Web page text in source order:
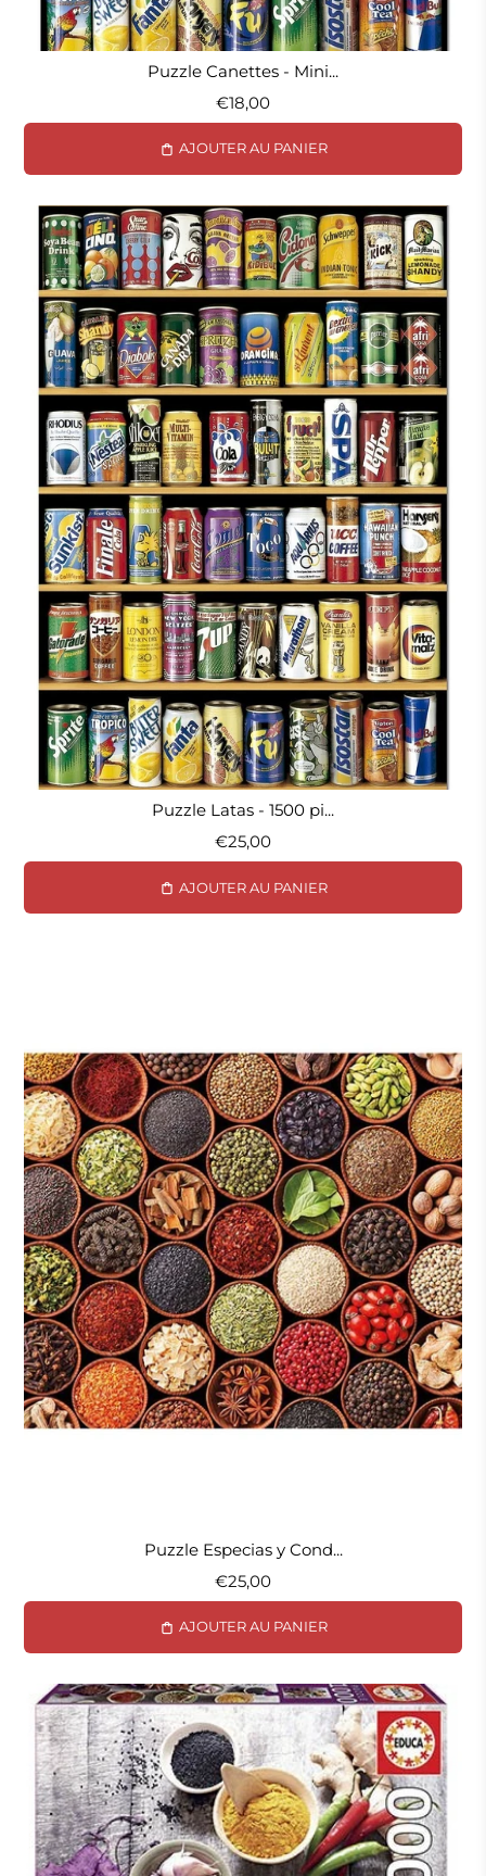
Puzzle Canettes - Mini...
€18,00
AJOUTER AU PANIER
Puzzle Latas - 1500 pi...
€25,00
AJOUTER AU PANIER
Puzzle Especias y Cond...
€25,00
AJOUTER AU PANIER